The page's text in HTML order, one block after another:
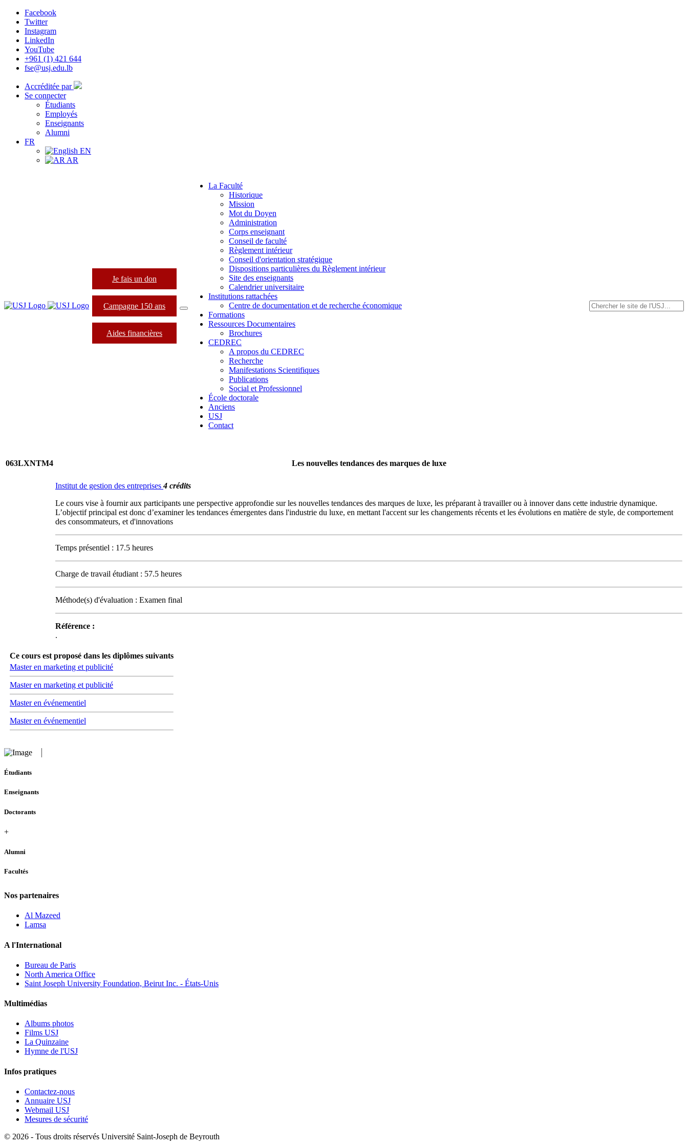
Facebook
Twitter
Instagram
LinkedIn
YouTube
+961 (1) 421 644
fse@usj.edu.lb
Accréditée par
Se connecter
Étudiants
Employés
Enseignants
Alumni
FR
EN
AR
Je fais un don
Campagne 150 ans
Aides financières
La Faculté
Historique
Mission
Mot du Doyen
Administration
Corps enseignant
Conseil de faculté
Règlement intérieur
Conseil d'orientation stratégique
Dispositions particulières du Règlement intérieur
Site des enseignants
Calendrier universitaire
Institutions rattachées
Centre de documentation et de recherche économique
Formations
Ressources Documentaires
Brochures
CEDREC
A propos du CEDREC
Recherche
Manifestations Scientifiques
Publications
Social et Professionnel
École doctorale
Anciens
USJ
Contact
063LXNTM4 Les nouvelles tendances des marques de luxe
Institut de gestion des entreprises4 crédits
Le cours vise à fournir aux participants une perspective approfondie sur les nouvelles tendances des marques de luxe, les préparant à travailler ou à innover dans cette industrie dynamique.
L’objectif principal est donc d’examiner les tendances émergentes dans l'industrie du luxe, en mettant l'accent sur les changements récents et les évolutions en matière de style, de comportement
des consommateurs, et d'innovations
Temps présentiel : 17.5 heures
Charge de travail étudiant : 57.5 heures
Méthode(s) d'évaluation : Examen final
Référence :
.
Ce cours est proposé dans les diplômes suivants
Master en marketing et publicité
Master en marketing et publicité
Master en événementiel
Master en événementiel
Étudiants
Enseignants
Doctorants
+
Alumni
Facultés
Nos partenaires
Al Mazeed
Lamsa
A l'International
Bureau de Paris
North America Office
Saint Joseph University Foundation, Beirut Inc. - États-Unis
Multimédias
Albums photos
Films USJ
La Quinzaine
Hymne de l'USJ
Infos pratiques
Contactez-nous
Annuaire USJ
Webmail USJ
Mesures de sécurité
© 2026 - Tous droits réservés Université Saint-Joseph de Beyrouth